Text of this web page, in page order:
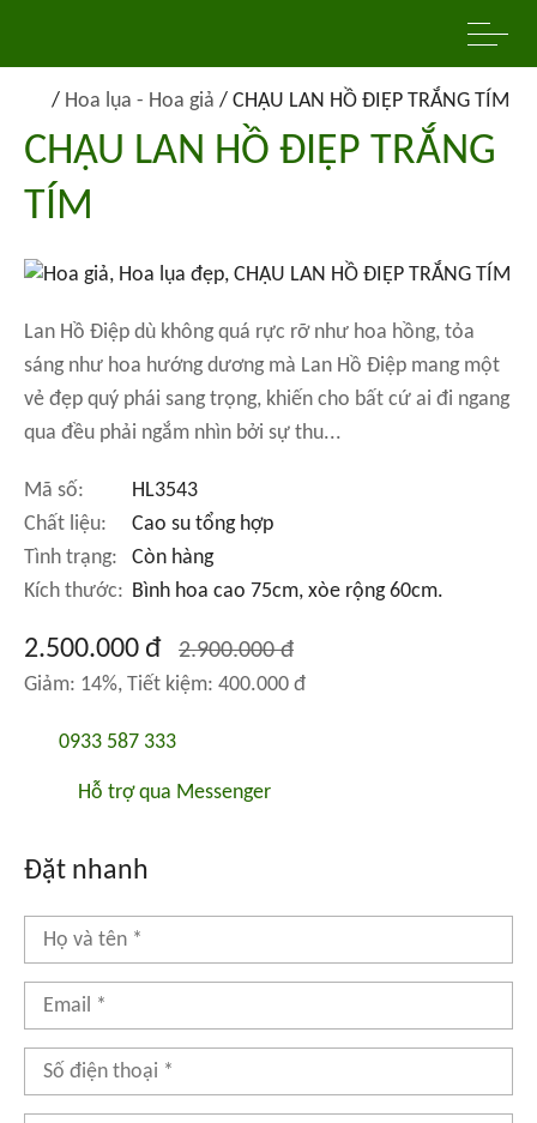
/ Hoa lụa - Hoa giả / CHẬU LAN HỒ ĐIỆP TRẮNG TÍM
CHẬU LAN HỒ ĐIỆP TRẮNG
TÍM
Lan Hồ Điệp dù không quá rực rỡ như hoa hồng, tỏa
sáng như hoa hướng dương mà Lan Hồ Điệp mang một
vẻ đẹp quý phái sang trọng, khiến cho bất cứ ai đi ngang
qua đều phải ngắm nhìn bởi sự thu...
Mã số:
HL3543
Chất liệu:
Cao su tổng hợp
Tình trạng:
Còn hàng
Kích thước: Bình hoa cao 75cm, xòe rộng 60cm.
2.500.000 đ 2.900.000 đ
Giảm: 14%, Tiết kiệm: 400.000 đ
0933 587 333
Hỗ trợ qua Messenger
Đặt nhanh